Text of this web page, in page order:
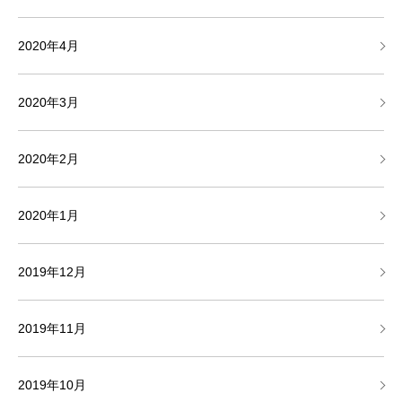
2020年4月
2020年3月
2020年2月
2020年1月
2019年12月
2019年11月
2019年10月